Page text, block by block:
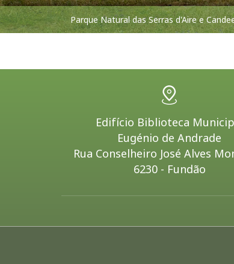
Parque Natural das Serras d'Aire e
Edifício Biblioteca
Eugénio de Andrade
Rua Conselheiro José Alves
6230 - Fundão